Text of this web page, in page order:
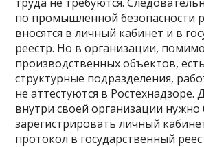
по промышленной безопасности
вносятся в личный кабинет и в
реестр. Но в организации,
производственных объектов,
структурные подразделения,
не аттестуются в Ростехнадзоре.
внутри своей организации нужно
зарегистрировать личный
протокол в государственный